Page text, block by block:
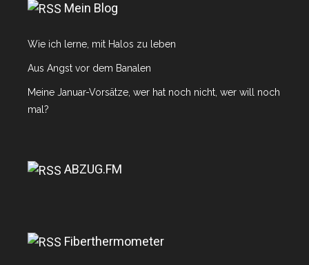
Mein Blog
Wie ich lerne, mit Halos zu leben
Aus Angst vor dem Banalen
Meine Januar-Vorsätze, wer hat noch nicht, wer will noch
mal?
ABZUG.FM
Fiberthermometer